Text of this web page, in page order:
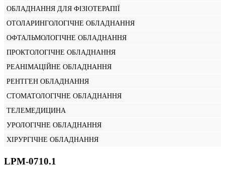
ОБЛАДНАННЯ ДЛЯ ФІЗІОТЕРАПІЇ
ОТОЛАРИНГОЛОГІЧНЕ ОБЛАДНАННЯ
ОФТАЛЬМОЛОГІЧНЕ ОБЛАДНАННЯ
ПРОКТОЛОГІЧНЕ ОБЛАДНАННЯ
РЕАНІМАЦІЙНЕ ОБЛАДНАННЯ
РЕНТГЕН ОБЛАДНАННЯ
СТОМАТОЛОГІЧНЕ ОБЛАДНАННЯ
ТЕЛЕМЕДИЦИНА
УРОЛОГІЧНЕ ОБЛАДНАННЯ
ХІРУРГІЧНЕ ОБЛАДНАННЯ
LPM-0710.1